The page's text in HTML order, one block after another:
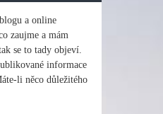
a online
zaujme a mám
se to tady objeví.
informace
li něco důležitého